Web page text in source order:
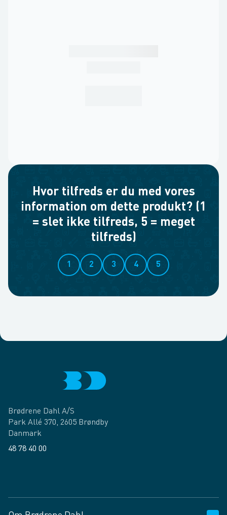
Hvor tilfreds er du med vores
information om dette produkt? (1
= slet ikke tilfreds, 5 = meget
tilfreds)
1 2 3 4 5
Brødrene Dahl A/S
Park Allé 370, 2605 Brøndby
Danmark
48 78 40 00